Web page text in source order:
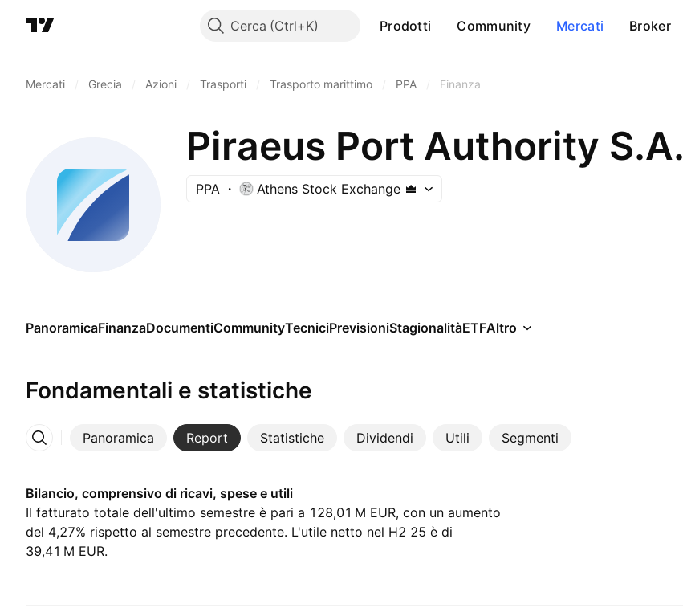
Cerca Prodotti Community Mercati Broker
Mercati Grecia Azioni Trasporti Trasporto marittimo PPA Finanza
Piraeus Port Authority S.A.
PPA Athens Stock Exchange
PanoramicaFinanzaDocumentiCommunityTecniciPrevisioniStagionalitàETFAltro
Fondamentali e statistiche
Panoramica Report Statistiche Dividendi Utili Segmenti
Altro
Bilancio, comprensivo di ricavi, spese e utili
Il fatturato totale dell'ultimo semestre è pari a ‪128,01 M‬ EUR, con un aumento
del 4,27% rispetto al semestre precedente. L'utile netto nel H2 25 è di
‪39,41 M‬ EUR.